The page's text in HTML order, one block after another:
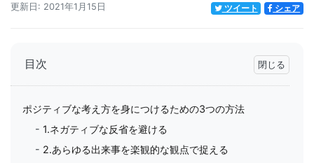
更新日: 2021年1月15日 ツイート シェア
目次
ポジティブな考え方を身につけるための3つの方法
1.ネガティブな反省を避ける
2.あらゆる出来事を楽観的な観点で捉える